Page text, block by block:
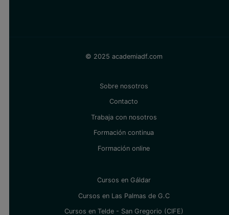
© 2025 academiadf.com
Sobre nosotros
Contacto
Trabaja con nosotros
Formación continua
Formación online
Cursos en Gáldar
Cursos en Las Palmas de G.C
Cursos en Telde - San Gregorio (CIFE)